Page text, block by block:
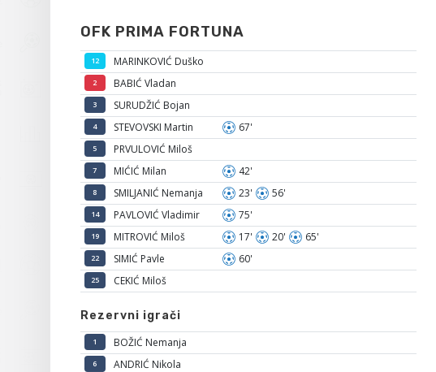
OFK PRIMA FORTUNA
12 MARINKOVIĆ Duško
2 BABIĆ Vladan
3 SURUDŽIĆ Bojan
4 STEVOVSKI Martin 67'
5 PRVULOVIĆ Miloš
7 MIĆIĆ Milan 42'
8 SMILJANIĆ Nemanja 23' 56'
14 PAVLOVIĆ Vladimir 75'
19 MITROVIĆ Miloš 17' 20' 65'
22 SIMIĆ Pavle 60'
25 CEKIĆ Miloš
Rezervni igrači
1 BOŽIĆ Nemanja
6 ANDRIĆ Nikola